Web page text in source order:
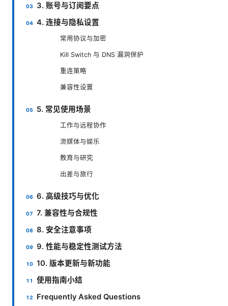
3. 账号与订阅要点
4. 连接与隐私设置
常用协议与加密
Kill Switch 与 DNS 漏洞保护
重连策略
兼容性设置
5. 常见使用场景
工作与远程协作
流媒体与娱乐
教育与研究
出差与旅行
6. 高级技巧与优化
7. 兼容性与合规性
8. 安全注意事项
9. 性能与稳定性测试方法
10. 版本更新与新功能
使用指南小结
Frequently Asked Questions